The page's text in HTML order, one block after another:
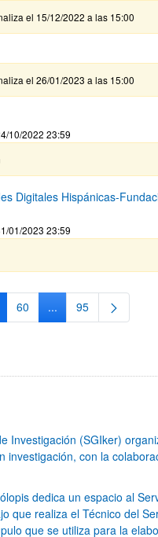
el 15/12/2022 a las 15:00
el 26/01/2023 a las 15:00
10/2022 23:59
Digitales Hispánicas-
01/2023 23:59
Use TAB para
Página
60 ...Páginas intermedias
Página
95
Investigación (SGIker)
investigación, con la
dedica un espacio al
que realiza el Técnico del
que se utiliza para la